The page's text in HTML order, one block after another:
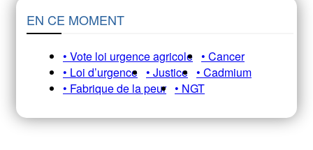
EN CE MOMENT
• Vote loi urgence agricole • Cancer
• Loi d’urgence • Justice • Cadmium
• Fabrique de la peur • NGT